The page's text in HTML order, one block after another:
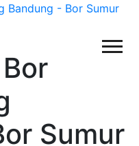
Sumur